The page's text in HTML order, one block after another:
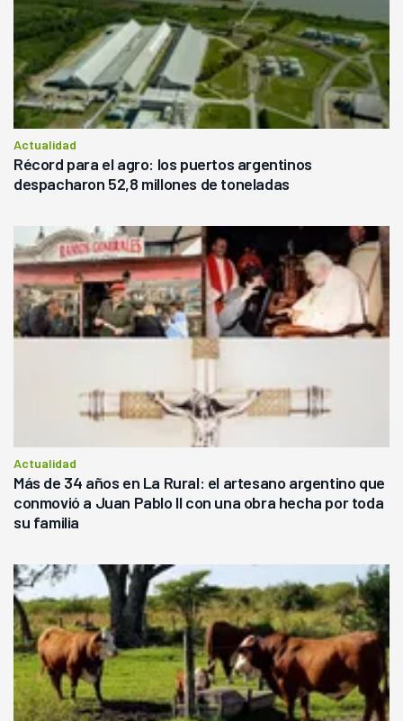
Actualidad
Récord para el agro: los puertos argentinos
despacharon 52,8 millones de toneladas
Actualidad
Más de 34 años en La Rural: el artesano argentino que
conmovió a Juan Pablo II con una obra hecha por toda
su familia